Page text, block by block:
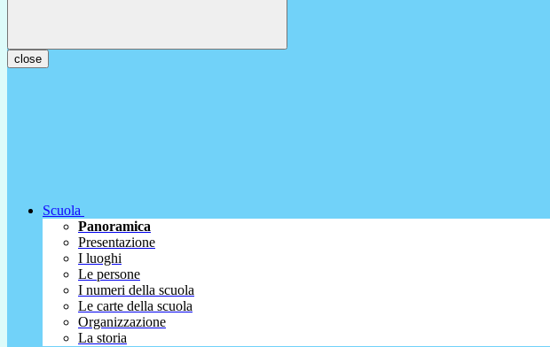
close
Scuola
Panoramica
Presentazione
I luoghi
Le persone
I numeri della scuola
Le carte della scuola
Organizzazione
La storia